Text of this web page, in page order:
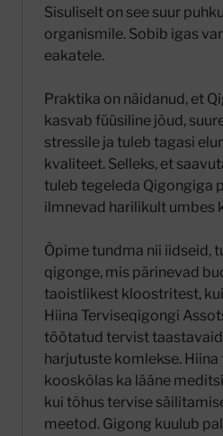
Sisuliselt on see suur
organismile. Sobib igas
eakatele.
Praktika on näidanud, et
kasvab füüsiline jõud,
stressile ja tuleb tagasi
kvaliteet. Selleks, et
tuleb tegeleda Qigongiga
ilmnevad harilikult umbes
Õpime tundma nii iidseid,
qigonge, mis pärinevad
taoistlikest kloostritest,
Hiina Terviseqigongi
töötatud tervist
harjutuste komlekse.
kooskõlas ka lääne
kui tõhus tervise
meetod. Gigong kuulub